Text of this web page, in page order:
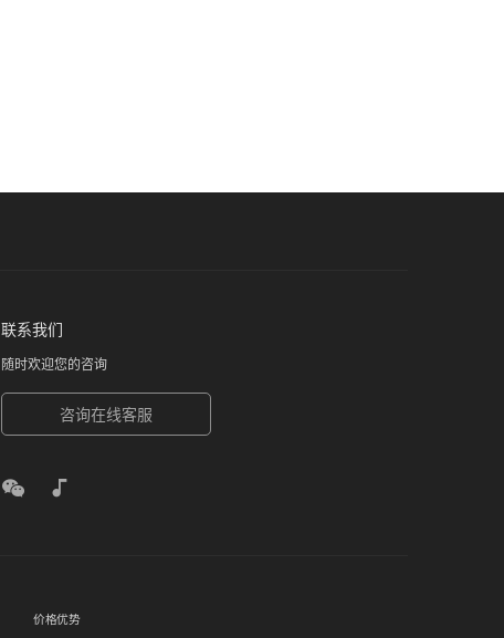
联系我们
随时欢迎您的咨询
咨询在线客服
价格优势